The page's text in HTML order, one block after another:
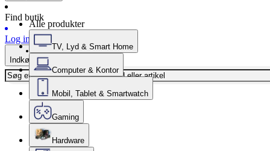
Find butik
Log ind
Indkøbskurv
Alle produkter
TV, Lyd & Smart Home
Computer & Kontor
Mobil, Tablet & Smartwatch
Gaming
Hardware